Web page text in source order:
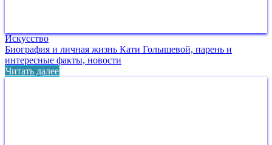
Искусство
Биография и личная жизнь Кати Голышевой, парень и
интересные факты, новости
Читать далее